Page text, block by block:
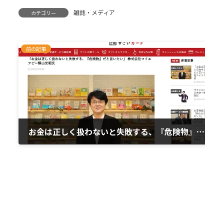
カテゴリー 雑誌・メディア
前の記事
お金は正しく扱わないと失敗する、『危険物』だと言いたい